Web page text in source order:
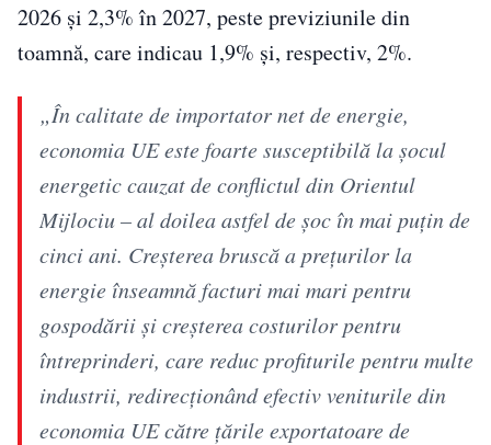
2026 şi 2,3% în 2027, peste previziunile din
toamnă, care indicau 1,9% şi, respectiv, 2%.
„În calitate de importator net de energie,
economia UE este foarte susceptibilă la şocul
energetic cauzat de conflictul din Orientul
Mijlociu – al doilea astfel de şoc în mai puţin de
cinci ani. Creşterea bruscă a preţurilor la
energie înseamnă facturi mai mari pentru
gospodării şi creşterea costurilor pentru
întreprinderi, care reduc profiturile pentru multe
industrii, redirecţionând efectiv veniturile din
economia UE către ţările exportatoare de